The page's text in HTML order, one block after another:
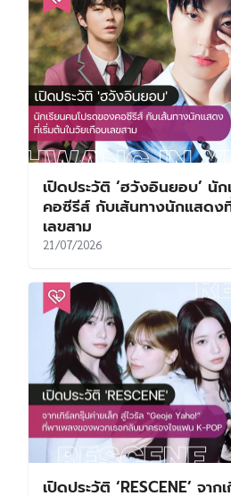
เปิดประวัติ ‘ฮวังอินยอบ’ นั
คอซีรีส์ กับเส้นทางนักแสดง
เลขสาม
21/07/2026
เปิดประวัติ ‘RESCENE’ จา